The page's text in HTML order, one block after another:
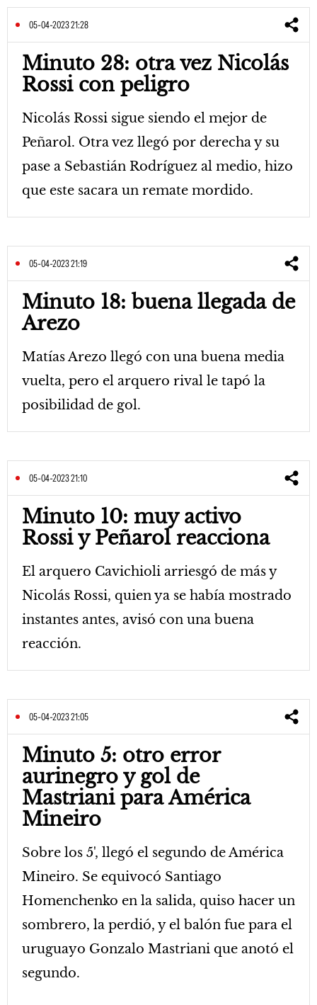
05-04-2023 21:28
Minuto 28: otra vez Nicolás
Rossi con peligro
Nicolás Rossi sigue siendo el mejor de
Peñarol. Otra vez llegó por derecha y su
pase a Sebastián Rodríguez al medio, hizo
que este sacara un remate mordido.
05-04-2023 21:19
Minuto 18: buena llegada de
Arezo
Matías Arezo llegó con una buena media
vuelta, pero el arquero rival le tapó la
posibilidad de gol.
05-04-2023 21:10
Minuto 10: muy activo
Rossi y Peñarol reacciona
El arquero Cavichioli arriesgó de más y
Nicolás Rossi, quien ya se había mostrado
instantes antes, avisó con una buena
reacción.
05-04-2023 21:05
Minuto 5: otro error
aurinegro y gol de
Mastriani para América
Mineiro
Sobre los 5', llegó el segundo de América
Mineiro. Se equivocó Santiago
Homenchenko en la salida, quiso hacer un
sombrero, la perdió, y el balón fue para el
uruguayo Gonzalo Mastriani que anotó el
segundo.